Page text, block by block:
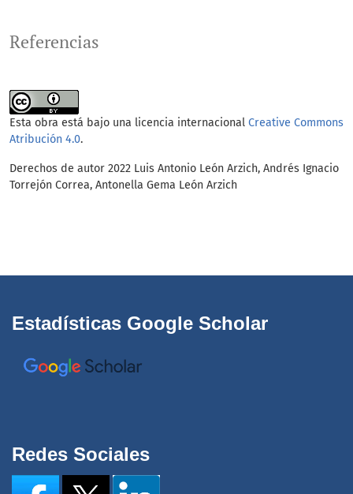
Referencias
Esta obra está bajo una licencia internacional Creative Commons
Atribución 4.0.
Derechos de autor 2022 Luis Antonio León Arzich, Andrés Ignacio
Torrejón Correa, Antonella Gema León Arzich
Estadísticas Google Scholar
Redes Sociales